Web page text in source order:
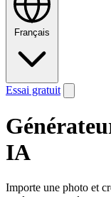
Français
Essai gratuit
IA
Importe une photo et